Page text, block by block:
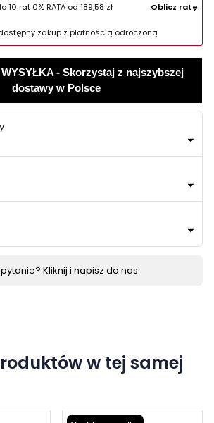
10 rat 0% RATA od 189,58 zł Oblicz ratę
zakup z płatnością odroczoną
- Skorzystaj z najszybszej
dostawy w Polsce
Kliknij i napisz do nas
w tej samej